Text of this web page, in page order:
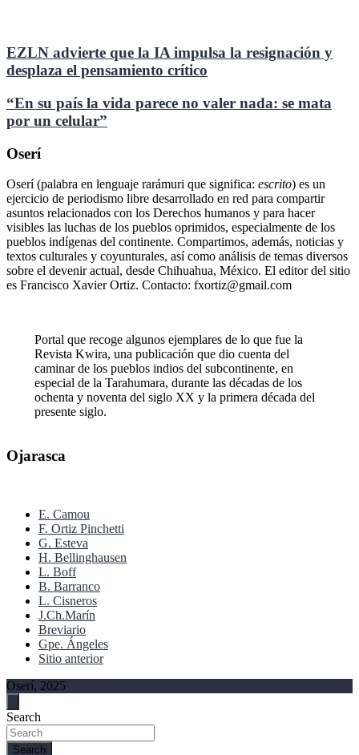
EZLN advierte que la IA impulsa la resignación y
desplaza el pensamiento crítico
“En su país la vida parece no valer nada: se mata
por un celular”
Oserí
Oserí (palabra en lenguaje rarámuri que significa: escrito) es un
ejercicio de periodismo libre desarrollado en red para compartir
asuntos relacionados con los Derechos humanos y para hacer
visibles las luchas de los pueblos oprimidos, especialmente de los
pueblos indígenas del continente. Compartimos, además, noticias y
textos culturales y coyunturales, así como análisis de temas diversos
sobre el devenir actual, desde Chihuahua, México. El editor del sitio
es Francisco Xavier Ortiz. Contacto: fxortiz@gmail.com
Portal que recoge algunos ejemplares de lo que fue la
Revista Kwira, una publicación que dio cuenta del
caminar de los pueblos indios del subcontinente, en
especial de la Tarahumara, durante las décadas de los
ochenta y noventa del siglo XX y la primera década del
presente siglo.
Ojarasca
E. Camou
F. Ortiz Pinchetti
G. Esteva
H. Bellinghausen
L. Boff
B. Barranco
L. Cisneros
J.Ch.Marín
Breviario
Gpe. Ángeles
Sitio anterior
Oserí, 2025
Search
Search